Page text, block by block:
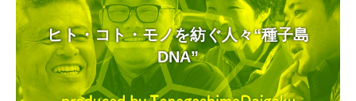
ヒト・コト・モノを紡ぐ人々“種子島
DNA”